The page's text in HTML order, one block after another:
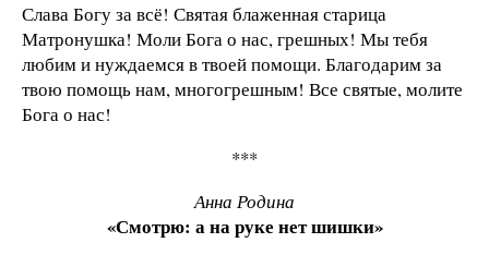
Слава Богу за всё! Святая блаженная старица
Матронушка! Моли Бога о нас, грешных! Мы тебя
любим и нуждаемся в твоей помощи. Благодарим за
твою помощь нам, многогрешным! Все святые, молите
Бога о нас!
***
Анна Родина
«Смотрю: а на руке нет шишки»